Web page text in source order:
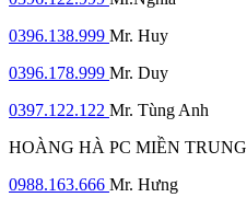
0396.138.999 Mr. Huy
0396.178.999 Mr. Duy
0397.122.122 Mr. Tùng Anh
HOÀNG HÀ PC MIỀN TRUNG
0988.163.666 Mr. Hưng